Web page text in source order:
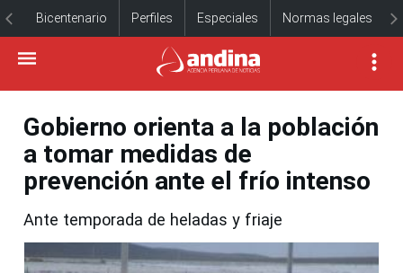
Bicentenario Perfiles Especiales Normas legales
Gobierno orienta a la población
a tomar medidas de
prevención ante el frío intenso
Ante temporada de heladas y friaje